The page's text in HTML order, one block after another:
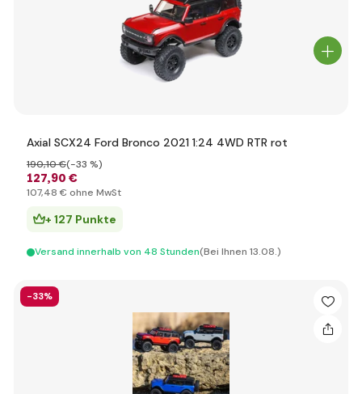
Axial SCX24 Ford Bronco 2021 1:24 4WD RTR rot
127,90 €
190,10 €(-33 %)
107,48 € ohne MwSt
+ 127 Punkte
Versand innerhalb von 48 Stunden(Bei Ihnen 13.08.)
-33%